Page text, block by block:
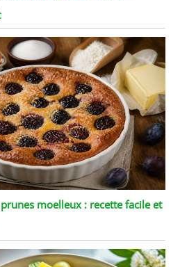
moelleux : recette facile et